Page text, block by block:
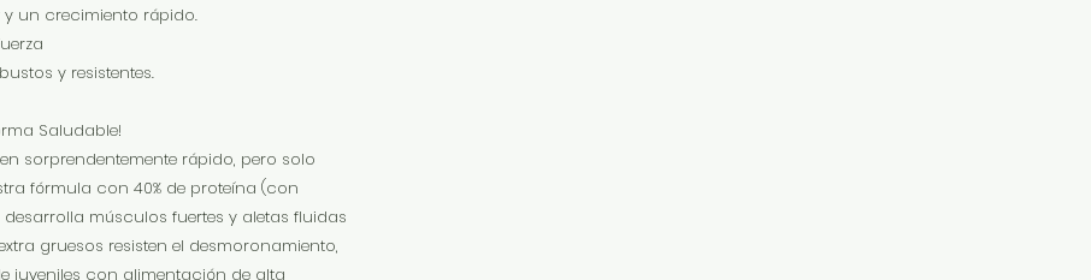
un crecimiento rápido.
y resistentes.
Saludable!
sorprendentemente rápido, pero solo
fórmula con 40% de proteína (con
músculos fuertes y aletas fluidas
gruesos resisten el desmoronamiento,
juveniles con alimentación de alta